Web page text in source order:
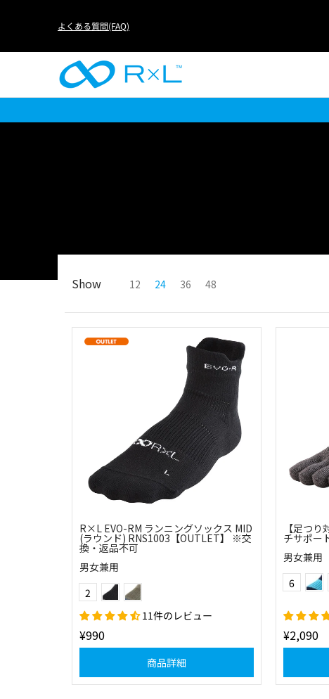
よくある質問(FAQ)
Show 12 24 36 48
R×L EVO-RM ランニングソックス MID
(ラウンド) RNS1003【OUTLET】 ※交
換・返品不可
男女兼用
Color
2
11件のレビュー
¥990
商品詳細
【足つ
チサポー
男女兼用
Color
6
¥2,090